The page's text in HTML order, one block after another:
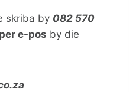
skriba by 082 570
per e-pos by die